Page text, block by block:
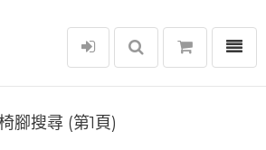
選單
腳搜尋 (第1頁)